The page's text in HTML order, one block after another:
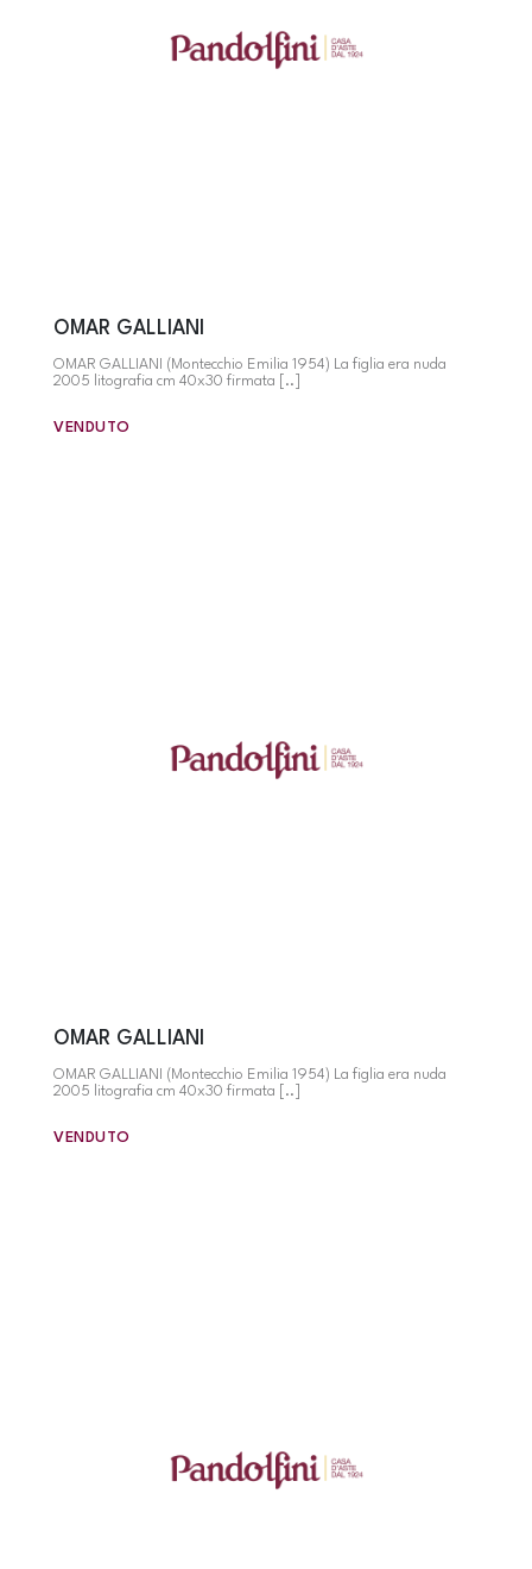
OMAR GALLIANI
OMAR GALLIANI (Montecchio Emilia 1954) La figlia era nuda
2005 litografia cm 40x30 firmata [..]
VENDUTO
OMAR GALLIANI
OMAR GALLIANI (Montecchio Emilia 1954) La figlia era nuda
2005 litografia cm 40x30 firmata [..]
VENDUTO